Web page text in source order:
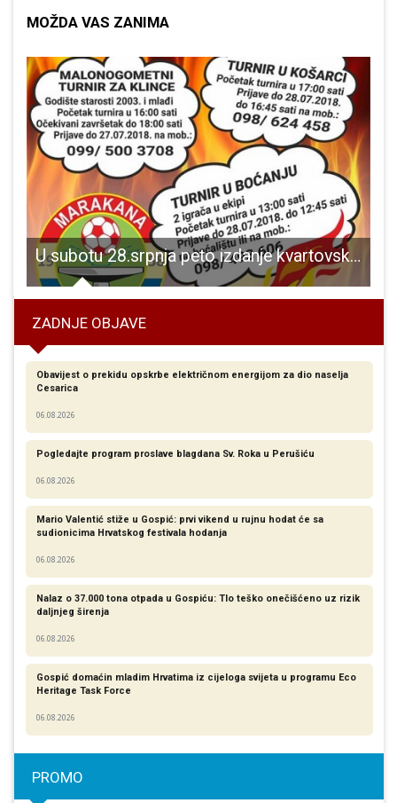
MOŽDA VAS ZANIMA
U subotu 28.srpnja peto izdanje kvartovskog druženja Marakana gori!!!
ZADNJE OBJAVE
Obavijest o prekidu opskrbe električnom energijom za dio naselja
Cesarica
06.08.2026
Pogledajte program proslave blagdana Sv. Roka u Perušiću
06.08.2026
Mario Valentić stiže u Gospić: prvi vikend u rujnu hodat će sa
sudionicima Hrvatskog festivala hodanja
06.08.2026
Nalaz o 37.000 tona otpada u Gospiću: Tlo teško onečišćeno uz rizik
daljnjeg širenja
06.08.2026
Gospić domaćin mladim Hrvatima iz cijeloga svijeta u programu Eco
Heritage Task Force
06.08.2026
PROMO